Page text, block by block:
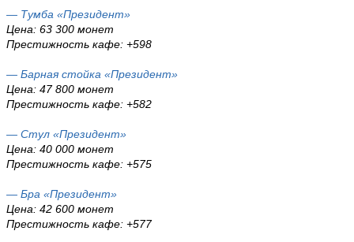
— Тумба «Президент»
Цена: 63 300 монет
Престижность кафе: +598
— Барная стойка «Президент»
Цена: 47 800 монет
Престижность кафе: +582
— Стул «Президент»
Цена: 40 000 монет
Престижность кафе: +575
— Бра «Президент»
Цена: 42 600 монет
Престижность кафе: +577